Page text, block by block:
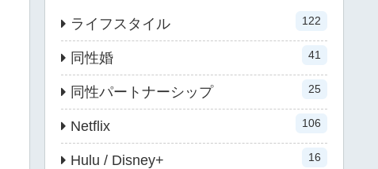
ライフスタイル 122
同性婚 41
同性パートナーシップ 25
Netflix 106
Hulu / Disney+ 16